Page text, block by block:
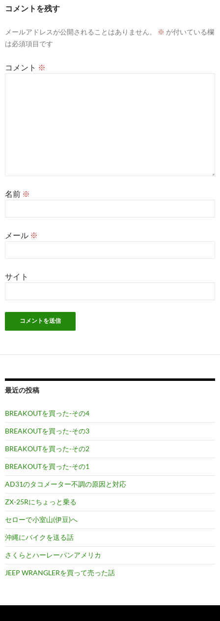
コメントを残す
メールアドレスが公開されることはありません。 ※ が付いている欄
は必須項目です
コメント ※
名前 ※
メール ※
サイト
最近の投稿
BREAKOUTを買った-その4
BREAKOUTを買った-その3
BREAKOUTを買った-その2
BREAKOUTを買った-その1
AD31のタコメーター不調の原因と対応
ZX-25Rにちょっと乗る
セローで小室山(伊豆)へ
沖縄にバイクを送る話
さくらとハーレーパンアメリカ
JEEP WRANGLERを買って売った話